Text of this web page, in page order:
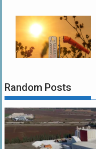
Random Posts